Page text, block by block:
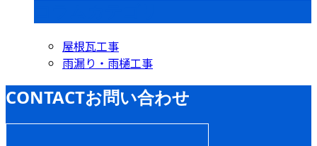
屋根瓦工事
雨漏り・雨樋工事
CONTACTお問い合わせ